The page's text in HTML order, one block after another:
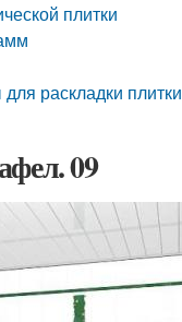
плитки
раскладки плитки
09